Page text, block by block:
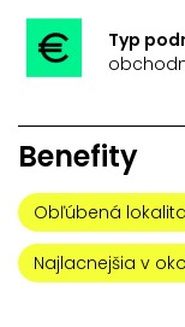
Typ
Benefity
Obľúbená lokalita
Najlacnejšia v